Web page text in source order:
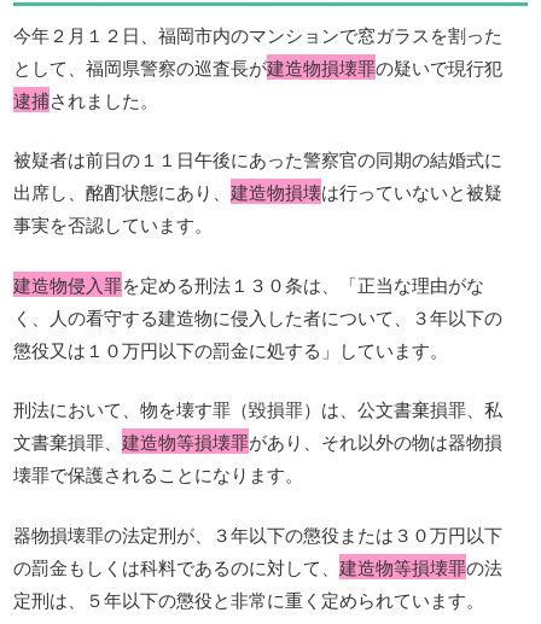
今年２月１２日、福岡市内のマンションで窓ガラスを割った
として、福岡県警察の巡査長が建造物損壊罪の疑いで現行犯
逮捕されました。
被疑者は前日の１１日午後にあった警察官の同期の結婚式に
出席し、酩酊状態にあり、建造物損壊は行っていないと被疑
事実を否認しています。
建造物侵入罪を定める刑法１３０条は、「正当な理由がな
く、人の看守する建造物に侵入した者について、３年以下の
懲役又は１０万円以下の罰金に処する」しています。
刑法において、物を壊す罪（毀損罪）は、公文書棄損罪、私
文書棄損罪、建造物等損壊罪があり、それ以外の物は器物損
壊罪で保護されることになります。
器物損壊罪の法定刑が、３年以下の懲役または３０万円以下
の罰金もしくは科料であるのに対して、建造物等損壊罪の法
定刑は、５年以下の懲役と非常に重く定められています。